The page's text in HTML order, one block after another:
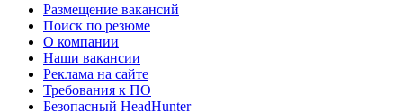
Размещение вакансий
Поиск по резюме
О компании
Наши вакансии
Реклама на сайте
Требования к ПО
Безопасный HeadHunter